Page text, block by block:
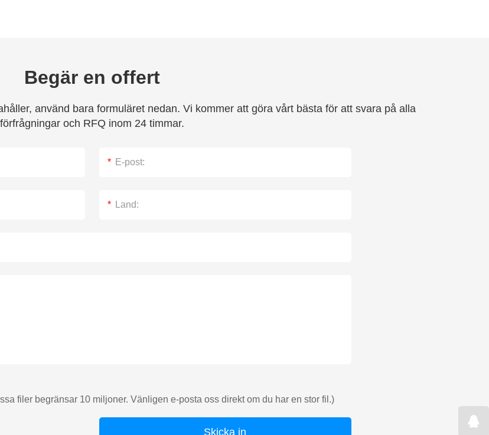
Begär en offert
använd bara formuläret nedan. Vi kommer att göra vårt bästa för att svara på alla
förfrågningar och RFQ inom 24 timmar.
filer begränsar 10 miljoner. Vänligen e-posta oss direkt om du har en stor fil.)